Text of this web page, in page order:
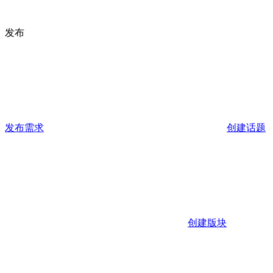
发布
发布需求 创建话题
创建版块